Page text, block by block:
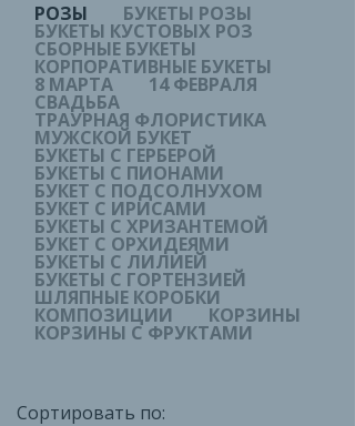
РОЗЫ БУКЕТЫ РОЗЫ
БУКЕТЫ КУСТОВЫХ РОЗ
СБОРНЫЕ БУКЕТЫ
КОРПОРАТИВНЫЕ БУКЕТЫ
8 МАРТА 14 ФЕВРАЛЯ
СВАДЬБА
ТРАУРНАЯ ФЛОРИСТИКА
МУЖСКОЙ БУКЕТ
БУКЕТЫ С ГЕРБЕРОЙ
БУКЕТЫ С ПИОНАМИ
БУКЕТ С ПОДСОЛНУХОМ
БУКЕТ С ИРИСАМИ
БУКЕТЫ С ХРИЗАНТЕМОЙ
БУКЕТ С ОРХИДЕЯМИ
БУКЕТЫ С ЛИЛИЕЙ
БУКЕТЫ С ГОРТЕНЗИЕЙ
ШЛЯПНЫЕ КОРОБКИ
КОМПОЗИЦИИ КОРЗИНЫ
КОРЗИНЫ С ФРУКТАМИ
Сортировать по: